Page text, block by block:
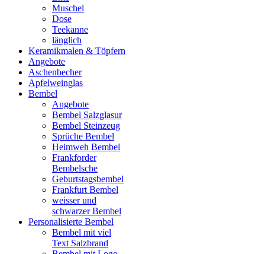
Muschel
Dose
Teekanne
länglich
Keramikmalen & Töpfern
Angebote
Aschenbecher
Apfelweinglas
Bembel
Angebote
Bembel Salzglasur
Bembel Steinzeug
Sprüche Bembel
Heimweh Bembel
Frankforder
Bembelsche
Geburtstagsbembel
Frankfurt Bembel
weisser und
schwarzer Bembel
Personalisierte Bembel
Bembel mit viel
Text Salzbrand